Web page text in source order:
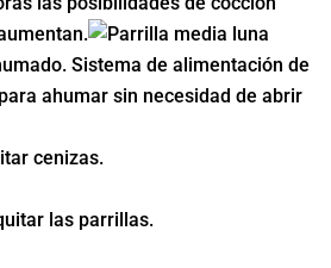
Sistema de alimentación de
ahumar sin necesidad de abrir
cenizas.
las parrillas.